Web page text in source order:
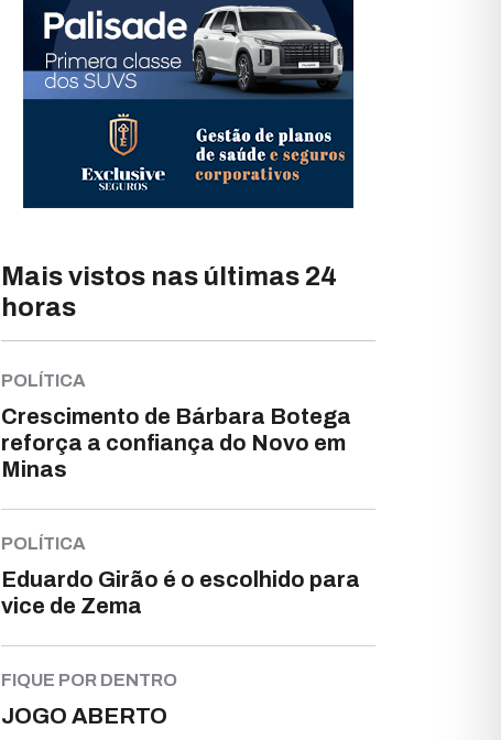
Mais vistos nas últimas 24
horas
POLÍTICA
Crescimento de Bárbara Botega
reforça a confiança do Novo em
Minas
POLÍTICA
Eduardo Girão é o escolhido para
vice de Zema
FIQUE POR DENTRO
JOGO ABERTO